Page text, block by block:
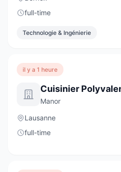
full-time
Technologie & Ingénierie
il y a 1 heure
Cuisinier
Manor
Lausanne
full-time